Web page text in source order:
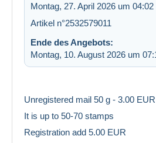
Montag, 27. April 2026 um 04:02
Artikel n°2532579011
Ende des Angebots:
Montag, 10. August 2026 um
Unregistered mail 50 g - 3.00
It is up to 50-70 stamps
Registration add 5.00 EUR